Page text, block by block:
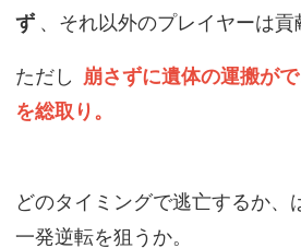
ず 、それ以外のプレイヤーは貢
ただし 崩さずに遺体の運搬が
を総取り。
どのタイミングで逃亡するか、
一発逆転を狙うか。